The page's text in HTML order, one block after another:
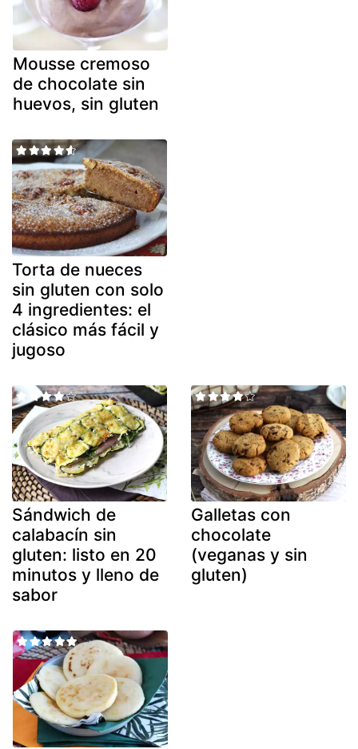
Mousse cremoso
de chocolate sin
huevos, sin gluten
Torta de nueces
sin gluten con solo
4 ingredientes: el
clásico más fácil y
jugoso
Sándwich de
calabacín sin
gluten: listo en 20
minutos y lleno de
sabor
Galletas con
chocolate
(veganas y sin
gluten)